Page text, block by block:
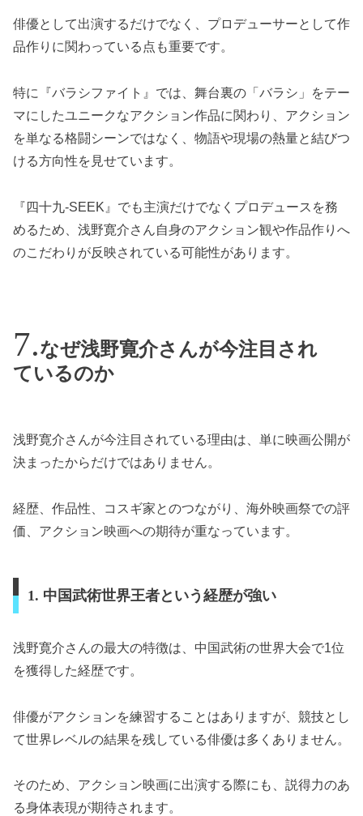
俳優として出演するだけでなく、プロデューサーとして作
品作りに関わっている点も重要です。
特に『バラシファイト』では、舞台裏の「バラシ」をテー
マにしたユニークなアクション作品に関わり、アクション
を単なる格闘シーンではなく、物語や現場の熱量と結びつ
ける方向性を見せています。
『四十九-SEEK』でも主演だけでなくプロデュースを務
めるため、浅野寛介さん自身のアクション観や作品作りへ
のこだわりが反映されている可能性があります。
なぜ浅野寛介さんが今注目され
ているのか
浅野寛介さんが今注目されている理由は、単に映画公開が
決まったからだけではありません。
経歴、作品性、コスギ家とのつながり、海外映画祭での評
価、アクション映画への期待が重なっています。
1. 中国武術世界王者という経歴が強い
浅野寛介さんの最大の特徴は、中国武術の世界大会で1位
を獲得した経歴です。
俳優がアクションを練習することはありますが、競技とし
て世界レベルの結果を残している俳優は多くありません。
そのため、アクション映画に出演する際にも、説得力のあ
る身体表現が期待されます。